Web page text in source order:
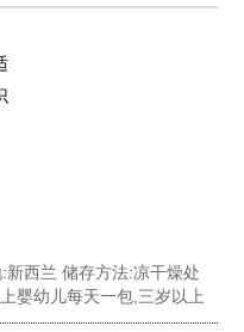
新西兰 储存方法:凉干燥处
婴幼儿每天一包,三岁以上
人每天3包 配料: 抗性糊